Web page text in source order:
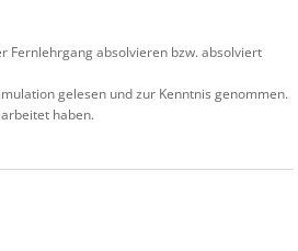
Fernlehrgang absolvieren bzw. absolviert
gelesen und zur Kenntnis genommen.
haben.